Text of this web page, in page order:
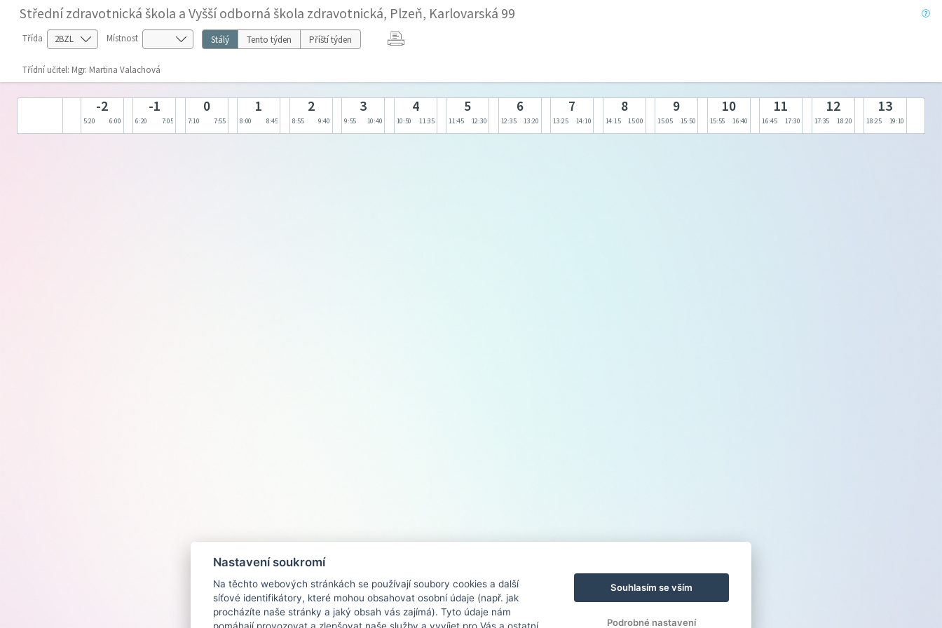
Střední zdravotnická škola a Vyšší odborná škola zdravotnická, Plzeň, Karlovarská 99
Třída Místnost Stálý Tento týden Příští týden
Třídní učitel: Mgr. Martina Valachová
-2
5:20 6:00
-1
6:20 7:05
0
7:10 7:55
1
8:00 8:45
2
8:55 9:40
3
9:55 10:40
4
10:50 11:35
5
11:45 12:30
6
12:35 13:20
7
13:25 14:10
8
14:15 15:00
9
15:05 15:50
10
15:55 16:40
11
16:45 17:30
12
17:35 18:20
13
18:25 19:10
Nastavení soukromí
Na těchto webových stránkách se používají soubory cookies a další
síťové identifikátory, které mohou obsahovat osobní údaje (např. jak
procházíte naše stránky a jaký obsah vás zajímá). Tyto údaje nám
Souhlasím se vším
Podrobné nastavení